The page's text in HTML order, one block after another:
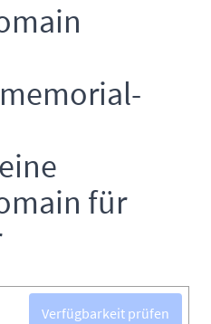
für
Verfügbarkeit prüfen